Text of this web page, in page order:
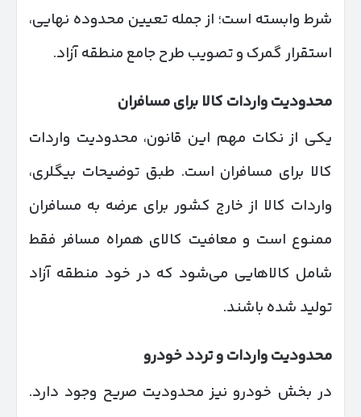
شرط وابسته است؛ از جمله تعیین محدوده نهایی،
استقرار گمرک و تصویب طرح جامع منطقه آزاد.
محدودیت واردات کالا برای مسافران
یکی از نکات مهم این قانون، محدودیت واردات
کالا برای مسافران است. طبق توضیحات بیگلری،
واردات کالا از خارج کشور برای عرضه به مسافران
ممنوع است و معافیت کالای همراه مسافر فقط
شامل کالاهایی می‌شود که در خود منطقه آزاد
تولید شده باشند.
محدودیت واردات و تردد خودرو
در بخش خودرو نیز محدودیت صریح وجود دارد.